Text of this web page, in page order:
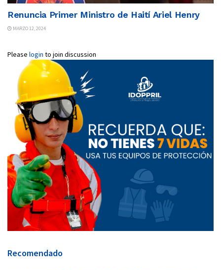
Renuncia Primer Ministro de Haití Ariel Henry
MARZO 12, 2024
Please login to join discussion
Recomendado